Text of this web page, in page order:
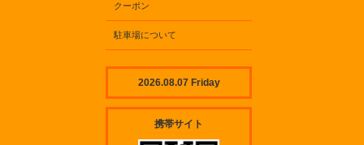
クーポン
駐車場について
2026.08.07 Friday
携帯サイト